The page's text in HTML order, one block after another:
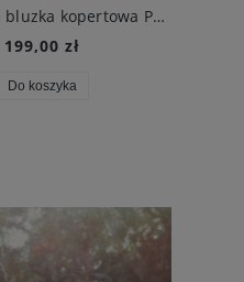
Bawełniana bluzka kopertowa Parsley in Cream
199,00 zł
Do koszyka